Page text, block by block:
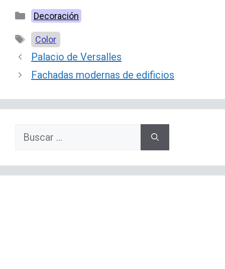
Categorías
Decoración
Etiquetas
Color
Palacio de Versalles
Fachadas modernas de edificios
Buscar: